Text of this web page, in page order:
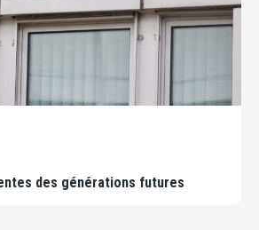
des générations futures